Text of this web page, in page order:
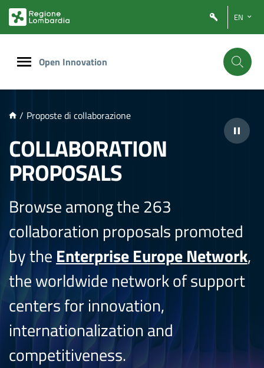
PRINCIPALE
EN
Open Innovation
/ Proposte di collaborazione
COLLABORATION
PROPOSALS
Browse among the 263
collaboration proposals promoted
by the Enterprise Europe Network,
the worldwide network of support
centers for innovation,
internationalization and
competitiveness.